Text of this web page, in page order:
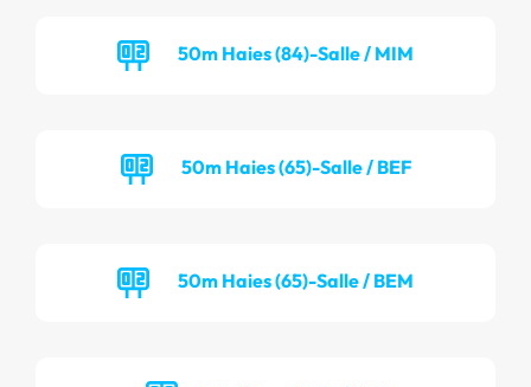
50m Haies (84)-Salle / MIM
50m Haies (65)-Salle / BEF
50m Haies (65)-Salle / BEM